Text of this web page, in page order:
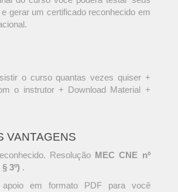
gerar um certificado reconhecido em
o curso quantas vezes quiser +
o instrutor + Download Material +
VANTAGENS
Resolução MEC CNE nº
3º) .
em formato PDF para você